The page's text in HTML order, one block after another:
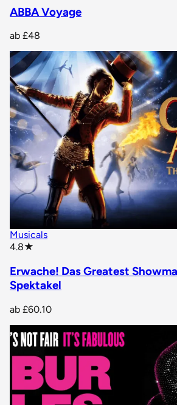
ABBA Voyage
ab £48
Musicals
4.8★
Erwache! Das Greatest
Spektakel
ab £60.10